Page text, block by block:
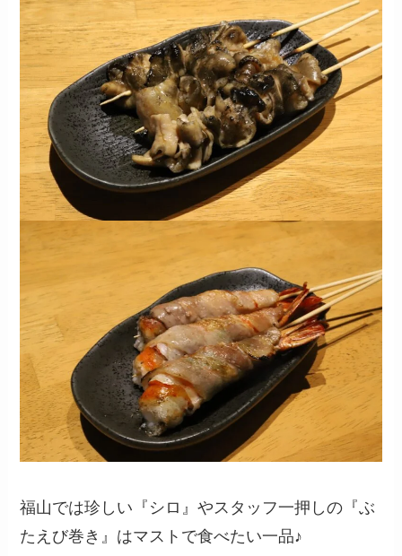
福山では珍しい『シロ』やスタッフ一押しの『ぶ
たえび巻き』はマストで食べたい一品♪